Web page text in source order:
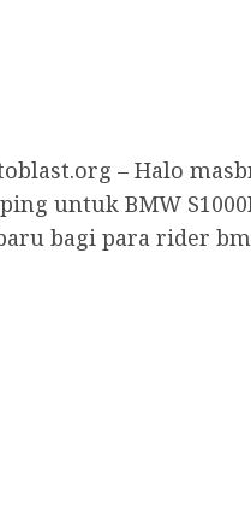
– Halo
untuk BMW
bagi para rider